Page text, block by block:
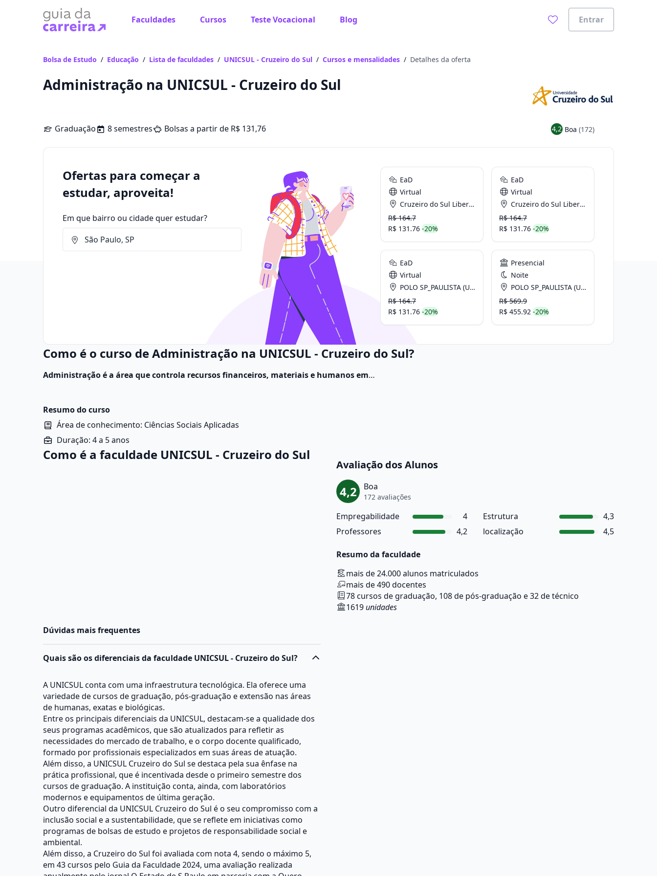
Faculdades Cursos Teste Vocacional Blog Entrar
Bolsa de Estudo / Educação / Lista de faculdades / UNICSUL - Cruzeiro do Sul / Cursos e mensalidades / Detalhes da oferta
Administração na UNICSUL - Cruzeiro do Sul
Graduação 8 semestres Bolsas a partir de R$ 131,76 4,2 Boa (172)
Ofertas para começar a
estudar, aproveita!
Em que bairro ou cidade quer estudar?
EaD
Virtual
Cruzeiro do Sul Liberdade - São Paulo
R$ 164.7
R$ 131.76 -20%
EaD
Virtual
Cruzeiro do Sul Liberdade - São Paulo
R$ 164.7
R$ 131.76 -20%
EaD
Virtual
POLO SP_PAULISTA (UNIV. CRUZEIRO DO SUL) - São Paulo
R$ 164.7
R$ 131.76 -20%
Presencial
Noite
POLO SP_PAULISTA (UNIV. CRUZEIRO DO SUL) - São Paulo
R$ 569.9
R$ 455.92 -20%
Como é o curso de Administração na UNICSUL - Cruzeiro do Sul?
Administração é a área que controla recursos financeiros, materiais e humanos em
Resumo do curso
Área de conhecimento: Ciências Sociais Aplicadas
Duração: 4 a 5 anos
Como é a faculdade UNICSUL - Cruzeiro do Sul
Avaliação dos Alunos
4,2 Boa
172 avaliações
Empregabilidade 4 Estrutura
4,3
Professores
4,2 localização 4,5
Resumo da faculdade
mais de 24.000 alunos matriculados
mais de 490 docentes
78 cursos de graduação, 108 de pós-graduação e 32 de técnico
1619unidades
Dúvidas mais frequentes
Quais são os diferenciais da faculdade UNICSUL - Cruzeiro do Sul?
A UNICSUL conta com uma infraestrutura tecnológica. Ela oferece uma
variedade de cursos de graduação, pós-graduação e extensão nas áreas
de humanas, exatas e biológicas.
Entre os principais diferenciais da UNICSUL, destacam-se a qualidade dos
seus programas acadêmicos, que são atualizados para refletir as
necessidades do mercado de trabalho, e o corpo docente qualificado,
formado por profissionais especializados em suas áreas de atuação.
Além disso, a UNICSUL Cruzeiro do Sul se destaca pela sua ênfase na
prática profissional, que é incentivada desde o primeiro semestre dos
cursos de graduação. A instituição conta, ainda, com laboratórios
modernos e equipamentos de última geração.
Outro diferencial da UNICSUL Cruzeiro do Sul é o seu compromisso com a
inclusão social e a sustentabilidade, que se reflete em iniciativas como
programas de bolsas de estudo e projetos de responsabilidade social e
ambiental.
Além disso, a Cruzeiro do Sul foi avaliada com nota 4, sendo o máximo 5,
em 43 cursos pelo Guia da Faculdade 2024, uma avaliação realizada